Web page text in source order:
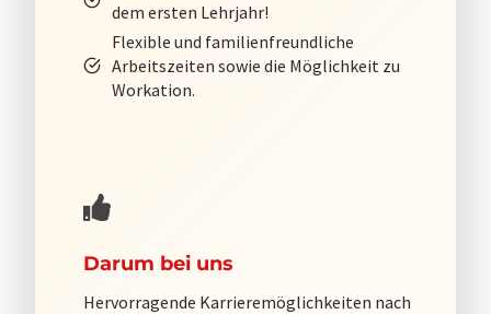
dem ersten Lehrjahr!
Flexible und familienfreundliche
Arbeitszeiten sowie die Möglichkeit zu
Workation.
Darum bei uns
Hervorragende Karrieremöglichkeiten nach